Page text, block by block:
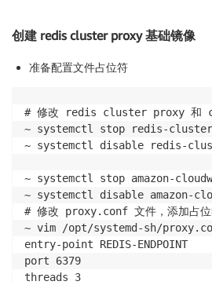
"run_as_user":
    },
"ImageId":
"InstanceId":
        },
创建 redis cluster proxy 基础镜像
准备配置文件占位符
# 修改 redis cluster proxy 和
~ systemctl stop redis-
~ systemctl disable redis-
~ systemctl stop amazon-
~ systemctl disable amazon-
# 修改 proxy.conf 文件，添加占位
~ vim /opt/systemd-sh/
entry-point REDIS-ENDPOINT
port 6379
threads 3